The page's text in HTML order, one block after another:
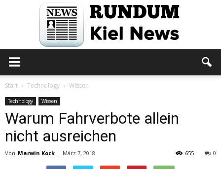
Kiel
Start Technology Wissen
Technology Wissen
Warum Fahrverbote allein
nicht ausreichen
Von Marwin Kock - März 7, 2018 0
655